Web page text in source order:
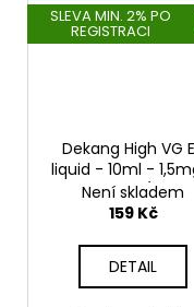
SLEVA MIN. 2% PO
REGISTRACI
Dekang High VG
liquid - 10ml -
Pearl Grape
mátou)
Není skladem
159 Kč
DETAIL